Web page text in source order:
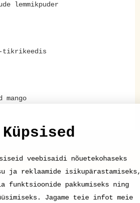
lemmikpuder
tikrikeedis
| 1998-2015
Küpsised
veebisaidi nõuetekohaseks
ja reklaamide
funktsioonide pakkumiseks ning
Jagame teie infot meie